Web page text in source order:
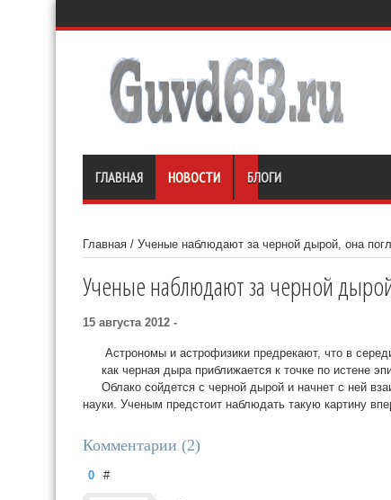
ГЛАВНАЯ НОВОСТИ БЛОГИ
Главная / Ученые наблюдают за черной дырой, она
Ученые наблюдают за черной
15 августа 2012 -
Астрономы и астрофизики предрекают, что в
как черная дыра приближается к точке по истене
Облако сойдется с черной дырой и начнет с ней
науки. Ученым предстоит наблюдать такую картину
Комментарии (2)
0 #